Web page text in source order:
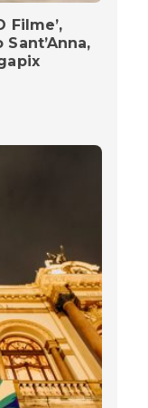
Filme’,